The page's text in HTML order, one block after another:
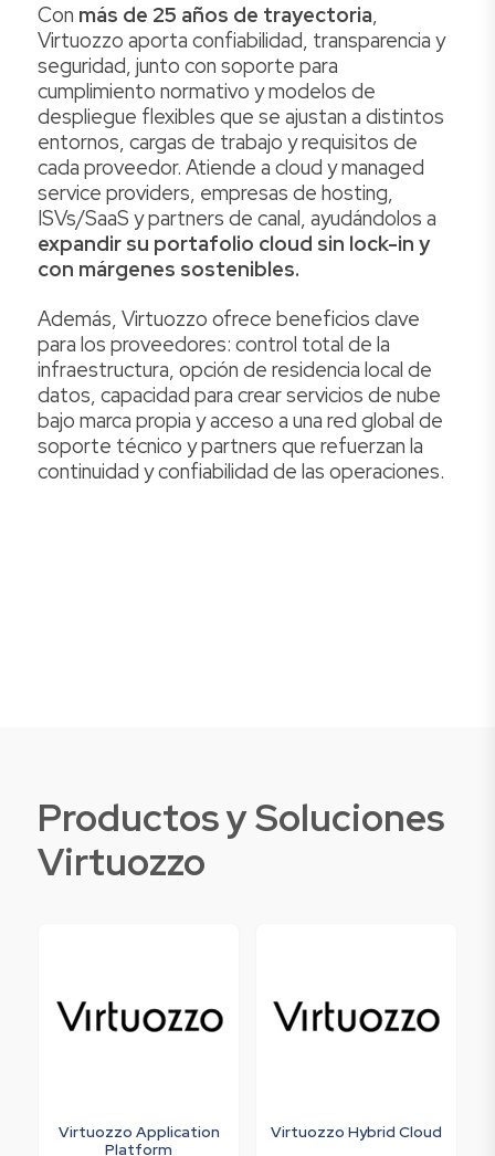
Con más de 25 años de trayectoria,
Virtuozzo aporta confiabilidad, transparencia y
seguridad, junto con soporte para
cumplimiento normativo y modelos de
despliegue flexibles que se ajustan a distintos
entornos, cargas de trabajo y requisitos de
cada proveedor. Atiende a cloud y managed
service providers, empresas de hosting,
ISVs/SaaS y partners de canal, ayudándolos a
expandir su portafolio cloud sin lock-in y
con márgenes sostenibles.
Además, Virtuozzo ofrece beneficios clave
para los proveedores: control total de la
infraestructura, opción de residencia local de
datos, capacidad para crear servicios de nube
bajo marca propia y acceso a una red global de
soporte técnico y partners que refuerzan la
continuidad y confiabilidad de las operaciones.
Productos y Soluciones
Virtuozzo
Virtuozzo Application
Platform
Virtuozzo Hybrid Cloud